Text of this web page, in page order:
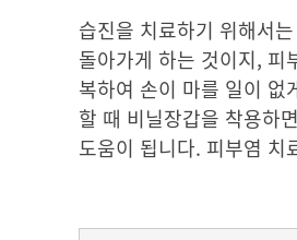
습진을 치료하기 위해서
돌아가게 하는 것이지, 피
복하여 손이 마를 일이 없
할 때 비닐장갑을 착용하
도움이 됩니다. 피부염 치